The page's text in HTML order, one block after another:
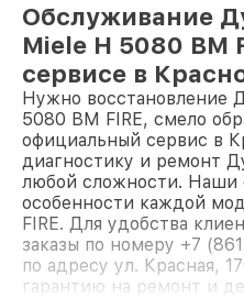
Обслуживание
Miele H 5080 BM
сервисе в
Нужно восстановление
5080 BM FIRE, смело
официальный сервис в
диагностику и ремонт
любой сложности. Наши
особенности каждой
FIRE. Для удобства
заказы по номеру +7
по адресу ул. Красная,
гарантию на ремонт и